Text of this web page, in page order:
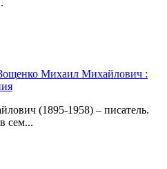
Зощенко Михаил Михайлович :
(1895-1958) – писатель.
сем...